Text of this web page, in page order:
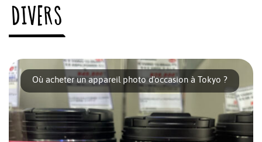
DIVERS
Où acheter un appareil photo d'occasion à Tokyo ?